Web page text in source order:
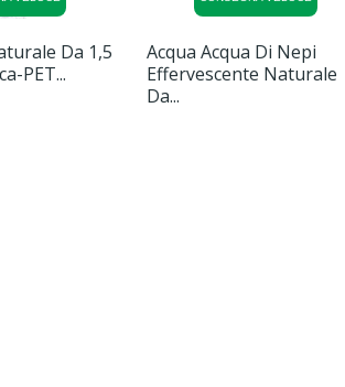
Da 1,5
PET...
Acqua Acqua Di Nepi
Effervescente Naturale
Da...